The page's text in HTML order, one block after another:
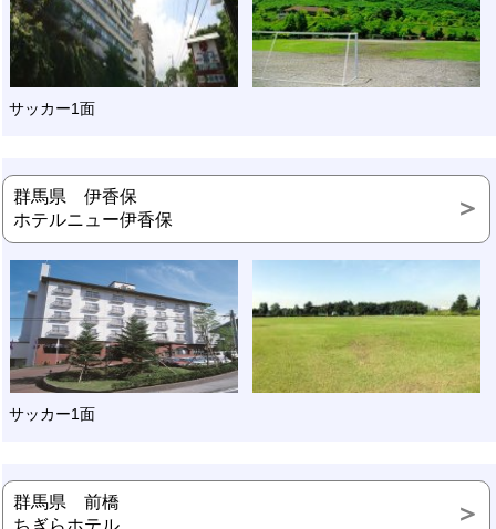
サッカー1面
群馬県 伊香保
ホテルニュー伊香保
サッカー1面
群馬県 前橋
ちぎらホテル